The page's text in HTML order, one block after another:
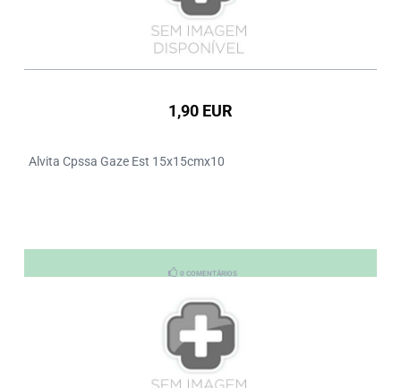
1,90 EUR
Alvita Cpssa Gaze Est 15x15cmx10
0 COMENTÁRIOS